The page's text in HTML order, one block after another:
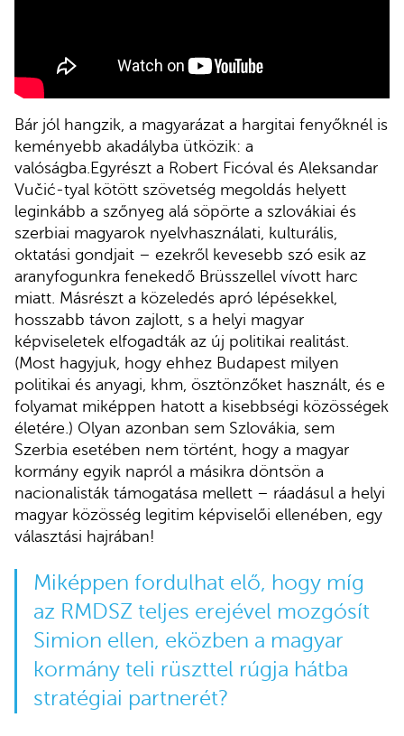
Bár jól hangzik, a magyarázat a hargitai fenyőknél is
keményebb akadályba ütközik: a
valóságba.Egyrészt a Robert Ficóval és Aleksandar
Vučić-tyal kötött szövetség megoldás helyett
leginkább a szőnyeg alá söpörte a szlovákiai és
szerbiai magyarok nyelvhasználati, kulturális,
oktatási gondjait – ezekről kevesebb szó esik az
aranyfogunkra fenekedő Brüsszellel vívott harc
miatt. Másrészt a közeledés apró lépésekkel,
hosszabb távon zajlott, s a helyi magyar
képviseletek elfogadták az új politikai realitást.
(Most hagyjuk, hogy ehhez Budapest milyen
politikai és anyagi, khm, ösztönzőket használt, és e
folyamat miképpen hatott a kisebbségi közösségek
életére.) Olyan azonban sem Szlovákia, sem
Szerbia esetében nem történt, hogy a magyar
kormány egyik napról a másikra döntsön a
nacionalisták támogatása mellett – ráadásul a helyi
magyar közösség legitim képviselői ellenében, egy
választási hajrában!
Miképpen fordulhat elő, hogy míg
az RMDSZ teljes erejével mozgósít
Simion ellen, eközben a magyar
kormány teli rüszttel rúgja hátba
stratégiai partnerét?